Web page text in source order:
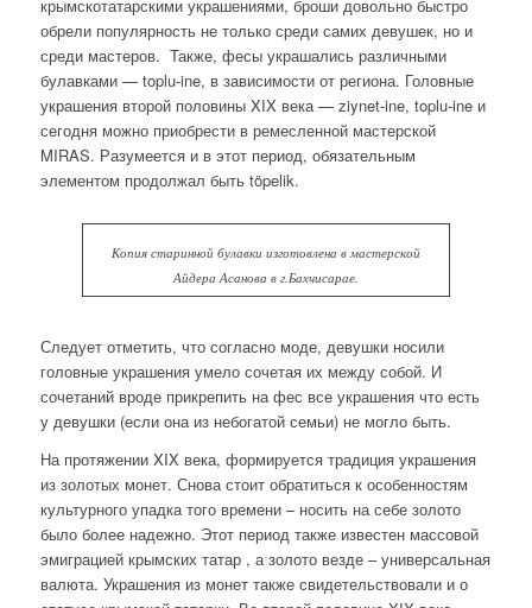
крымскотатарскими украшениями, броши довольно быстро
обрели популярность не только среди самих девушек, но и
среди мастеров. Также, фесы украшались различными
булавками — toplu-ine, в зависимости от региона. Головные
украшения второй половины XIX века — ziynet-ine, toplu-ine и
сегодня можно приобрести в ремесленной мастерской
MIRAS. Разумеется и в этот период, обязательным
элементом продолжал быть töpelik.
Копия старинной булавки изготовлена в мастерской
Айдера Асанова в г.Бахчисарае.
Следует отметить, что согласно моде, девушки носили
головные украшения умело сочетая их между собой. И
сочетаний вроде прикрепить на фес все украшения что есть
у девушки (если она из небогатой семьи) не могло быть.
На протяжении XIX века, формируется традиция украшения
из золотых монет. Снова стоит обратиться к особенностям
культурного упадка того времени – носить на себе золото
было более надежно. Этот период также известен массовой
эмиграцией крымских татар , а золото везде – универсальная
валюта. Украшения из монет также свидетельствовали и о